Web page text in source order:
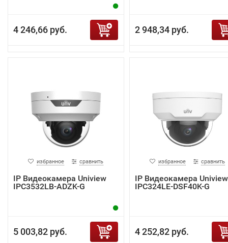
4 246,66 руб. 2 948,34 руб.
избранное сравнить
IP Видеокамера Uniview
IPC3532LB-ADZK-G
5 003,82 руб.
избранное сравнить
IP Видеокамера Uniview
IPC324LE-DSF40K-G
4 252,82 руб.